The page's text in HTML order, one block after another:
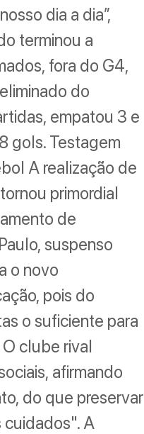
dia a dia”,
terminou a
fora do G4,
do
empatou 3 e
gols. Testagem
A realização de
primordial
de
suspenso
o novo
pois do
o suficiente para
clube rival
afirmando
do que preservar
cuidados". A